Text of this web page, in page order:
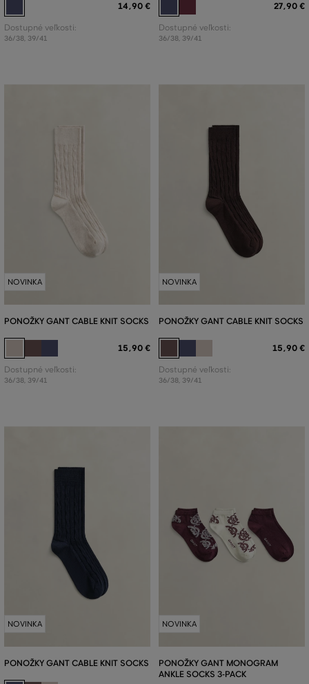
14,90 €
Dostupné veľkosti:
36/38, 39/41
27,90 €
Dostupné veľkosti:
36/38, 39/41
NOVINKA
PONOŽKY GANT CABLE KNIT SOCKS
15,90 €
Dostupné veľkosti:
36/38, 39/41
NOVINKA
PONOŽKY GANT CABLE KNIT SOCKS
15,90 €
Dostupné veľkosti:
36/38, 39/41
NOVINKA
PONOŽKY GANT CABLE KNIT SOCKS
NOVINKA
PONOŽKY GANT MONOGRAM
ANKLE SOCKS 3-PACK